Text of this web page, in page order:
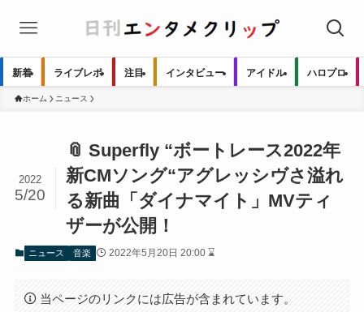
新着 ライブレポ 注目 インタビュー アイドル ハロプロ
ホーム ニュース
📎 Superfly “ボートレース2022年
新CMソング“アグレッシヴさ溢れ
る新曲「ダイナマイト」MVティ
ザーが公開！
2022
5/20
ニュース 音楽 2022年5月20日 20:00 ⌛
当ページのリンクには広告が含まれています。